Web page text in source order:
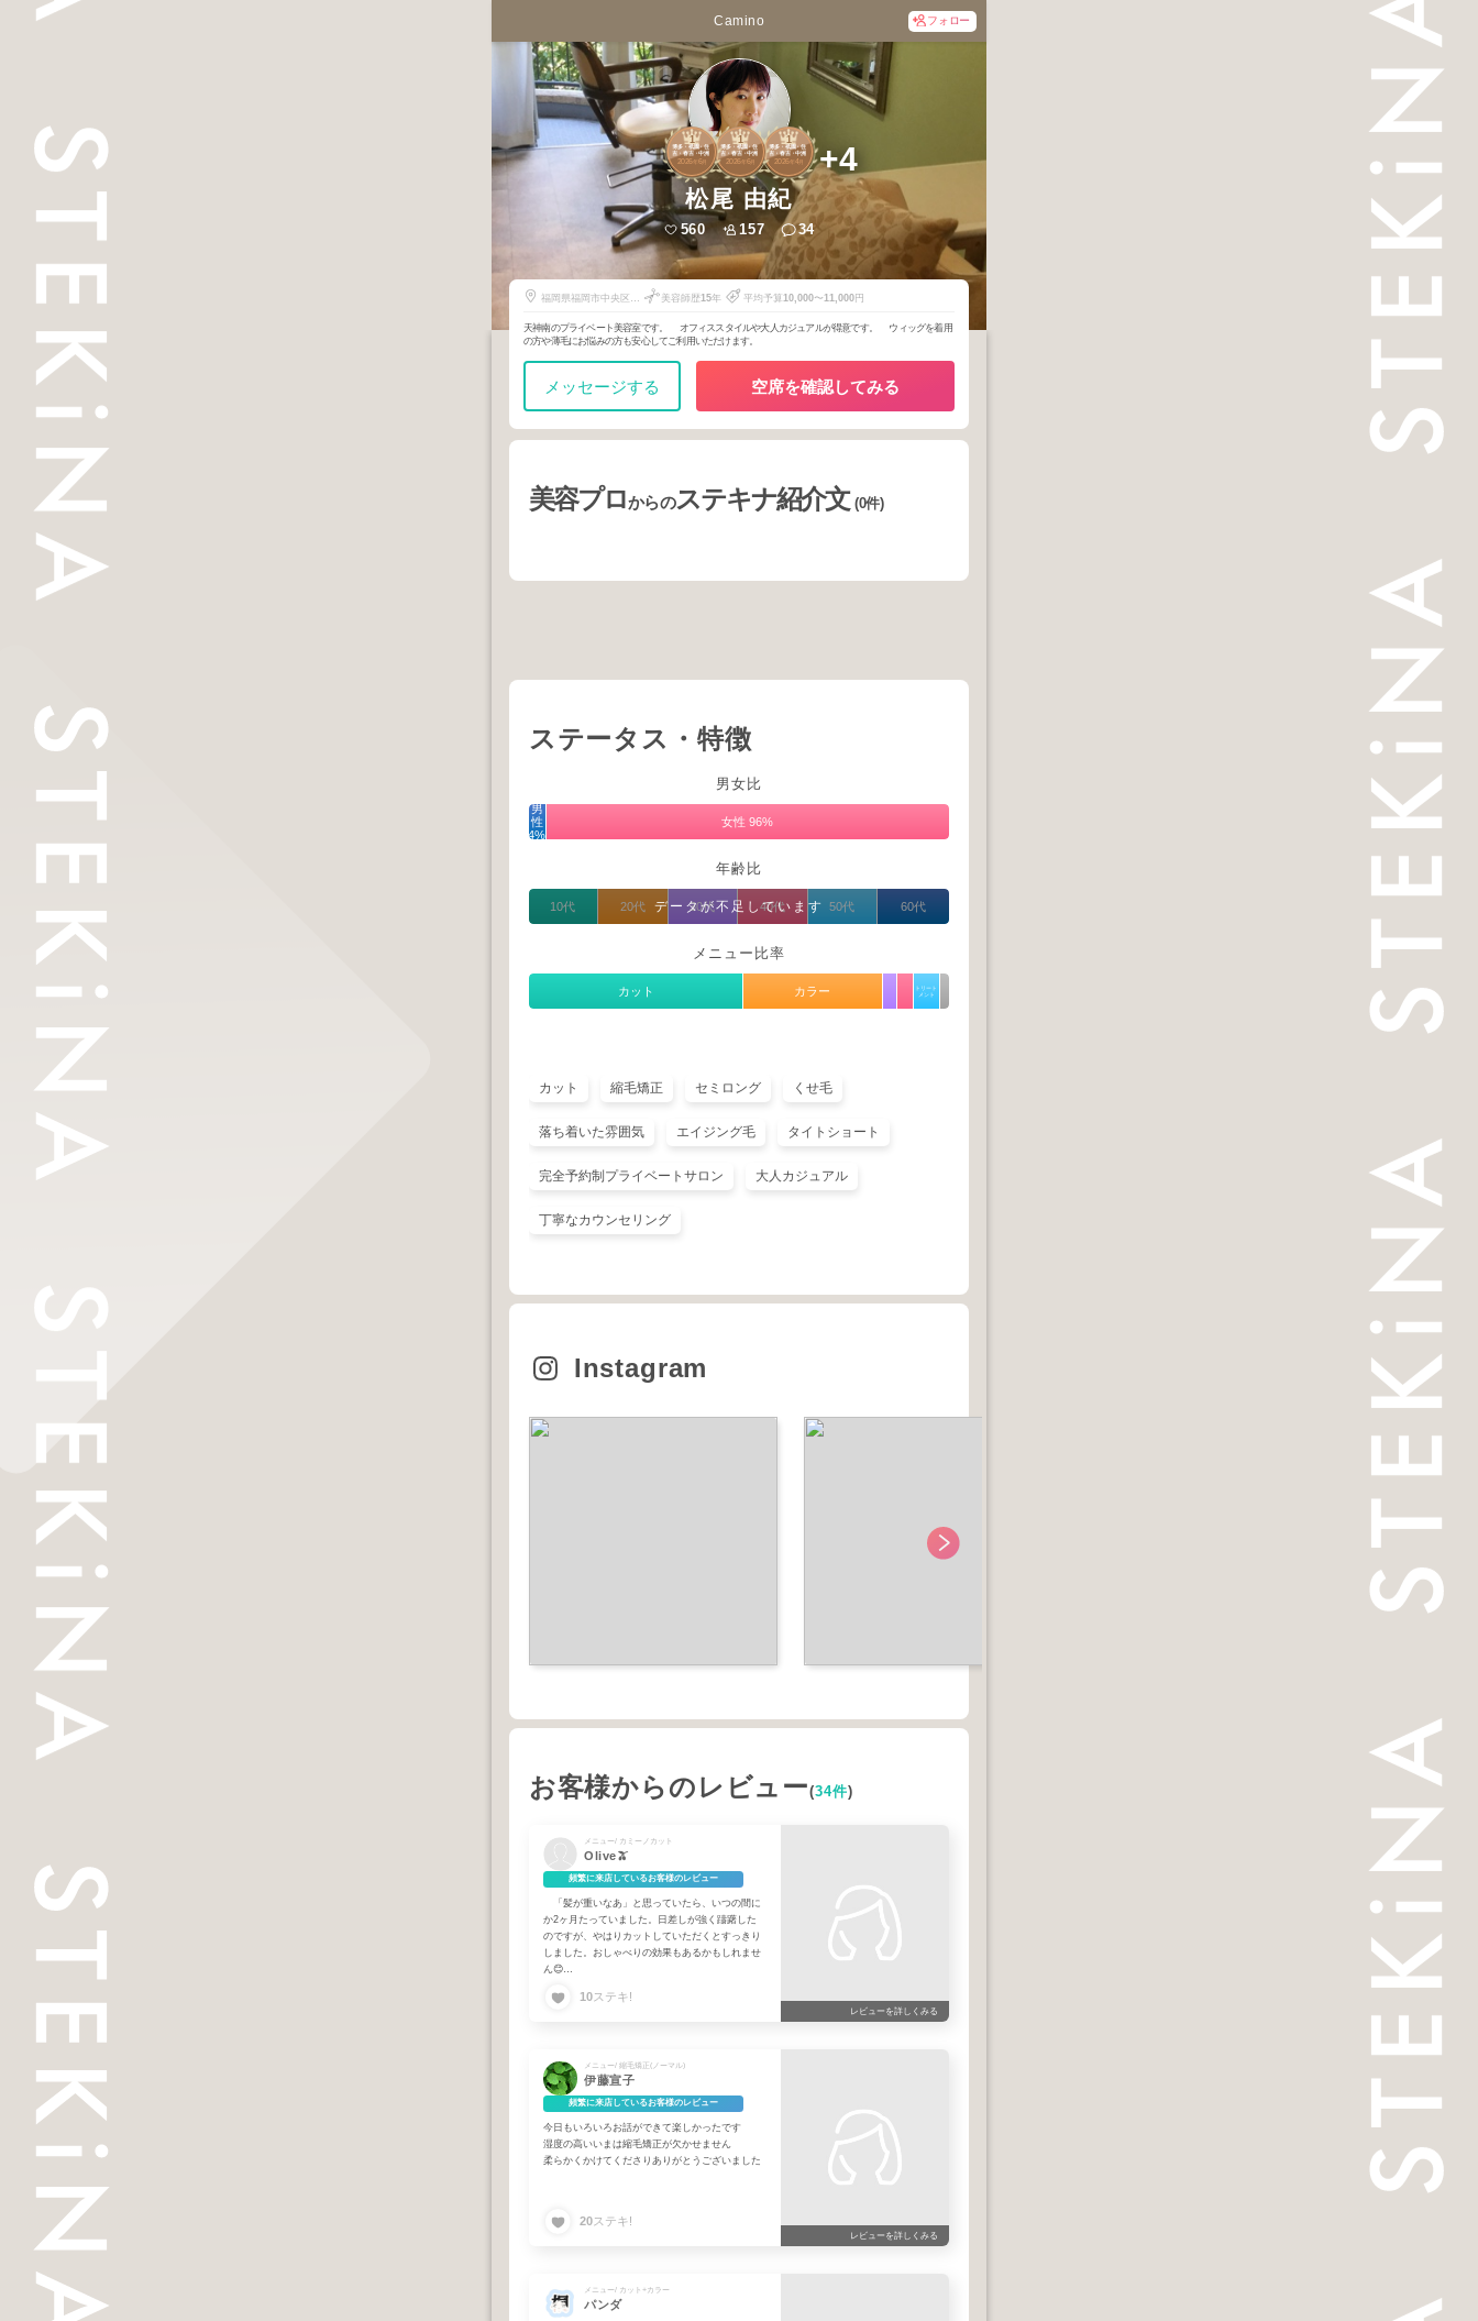
Camino フォロー
1
博多・祇園・住
吉・春吉・中洲
2026年 6月
1
博多・祇園・住
吉・春吉・中洲
2026年 6月
1
博多・祇園・住
吉・春吉・中洲
2026年 4 月 +4
松尾 由紀
560 157 34
福岡県福岡市中央区渡
美容師歴15年 平均予算10,000〜11,000円
天神南のプライベート美容室です。 オフィススタイルや大人カジュアルが得意です。 ウィッグを着用
の方や薄毛にお悩みの方も安心してご利用いただけます。
メッセージする 空席を確認してみる
美容プロからのステキナ紹介文(0件)
ステータス・特徴
男女比
男
性
4%
女性 96%
年齢比
データが不足しています
10代 20代 30代 40代 50代 60代
メニュー比率
カット カラー
トリート
メント
カット 縮毛矯正 セミロング くせ毛
落ち着いた雰囲気 エイジング毛 タイトショート
完全予約制プライベートサロン 大人カジュアル
丁寧なカウンセリング
Instagram
お客様からのレビュー(34件)
メニュー/ カミーノカット
Olive🫒
頻繁に来店しているお客様のレビュー
「髪が重いなあ」と思っていたら、いつの間に
か2ヶ月たっていました。日差しが強く躊躇した
のですが、やはりカットしていただくとすっきり
しました。おしゃべりの効果もあるかもしれませ
ん😊
いるので安心です🎶
10ステキ!
レビューを詳しくみる
メニュー/ 縮毛矯正(ノーマル)
伊藤宣子
頻繁に来店しているお客様のレビュー
今日もいろいろお話ができて楽しかったです
湿度の高いいまは縮毛矯正が欠かせません
柔らかくかけてくださりありがとうございました
20ステキ!
レビューを詳しくみる
メニュー/ カット+カラー
パンダ